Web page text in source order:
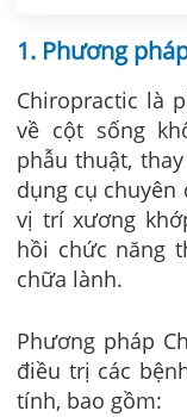
1. Phương
Chiropractic là
về cột sống
phẫu thuật,
dụng cụ
vị trí xương
hồi chức năng
chữa lành.
Phương pháp
điều trị các
tính, bao gồm: